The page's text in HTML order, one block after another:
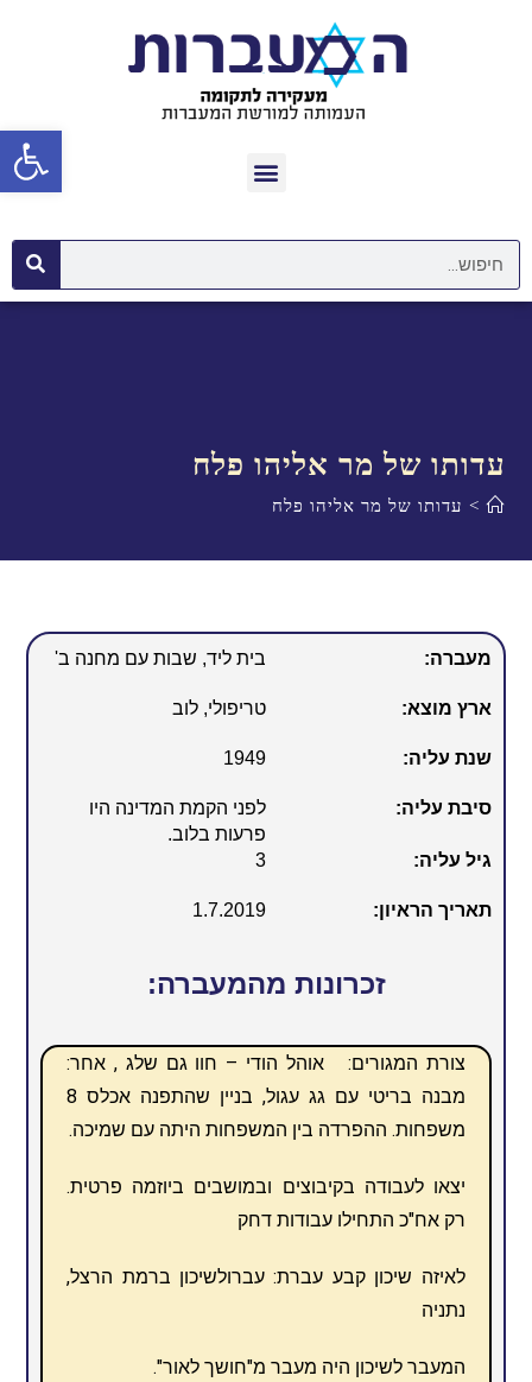
עדותו של מר אליהו פלח
> עדותו של מר אליהו פלח
מעברה: בית ליד, שבות עם מחנה ב'
ארץ מוצא: טריפולי, לוב
שנת עליה: 1949
סיבת עליה:
לפני הקמת המדינה היו
פרעות בלוב.
גיל עליה:
3
תאריך הראיון: 1.7.2019
זכרונות מהמעברה:
צורת המגורים: אוהל הודי – חוו גם שלג , אחר:
מבנה בריטי עם גג עגול, בניין שהתפנה אכלס 8
משפחות. ההפרדה בין המשפחות היתה עם שמיכה.
יצאו לעבודה בקיבוצים ובמושבים ביוזמה פרטית.
רק אח"כ התחילו עבודות דחק
לאיזה שיכון קבע עברת: עברולשיכון ברמת הרצל,
נתניה
המעבר לשיכון היה מעבר מ"חושך לאור".
פתח סרגל נגישות